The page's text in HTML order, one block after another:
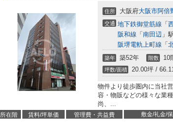
住所 大阪府大阪市阿倍
交通 地下鉄御堂筋線 「
阪和線 「 南田辺 」
阪堺電軌上町線 「
築年 築52年 階数 10
坪数/面積 20.00坪 /
物件より徒歩圏内に当社
容・物販などの様々な業
尚、...
所在階 賃料/坪単価 管理費・共益費 敷金/礼金/